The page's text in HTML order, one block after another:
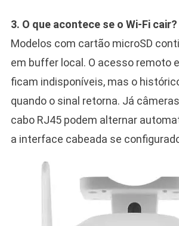
3. O que acontece se o Wi-Fi cair?
Modelos com cartão microSD
em buffer local. O acesso remoto
ficam indisponíveis, mas o
quando o sinal retorna. Já
cabo RJ45 podem alternar
a interface cabeada se